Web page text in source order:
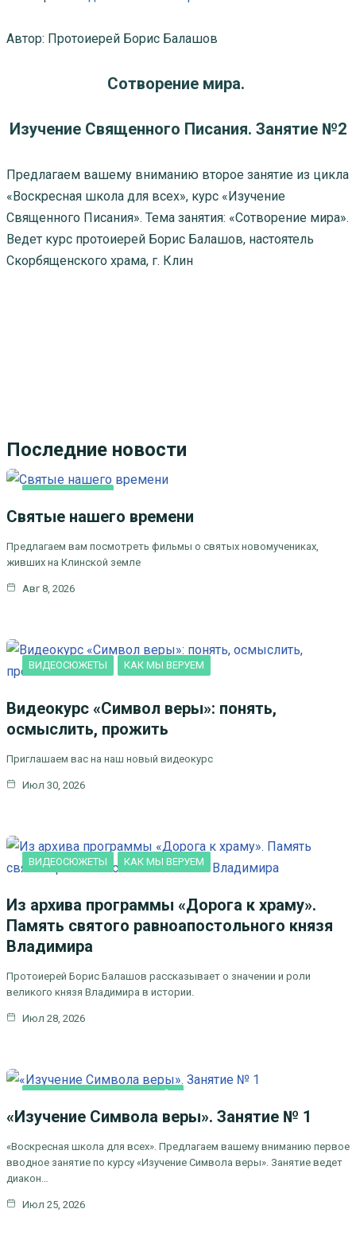
Автор: Протоиерей Борис Балашов
Сотворение мира.
Изучение Священного Писания. Занятие №2
Предлагаем вашему вниманию второе занятие из цикла
«Воскресная школа для всех», курс «Изучение
Священного Писания». Тема занятия: «Сотворение мира».
Ведет курс протоиерей Борис Балашов, настоятель
Скорбященского храма, г. Клин
Последние новости
КАК МЫ ВЕРУЕМ
ЛИТЕРАТУРА И
ИСКУССТВО
Святые нашего времени
Предлагаем вам посмотреть фильмы о святых новомучениках,
живших на Клинской земле
Авг 8, 2026
ВИДЕОСЮЖЕТЫ КАК МЫ ВЕРУЕМ
Видеокурс «Символ веры»: понять,
осмыслить, прожить
Приглашаем вас на наш новый видеокурс
Июл 30, 2026
ВИДЕОСЮЖЕТЫ КАК МЫ ВЕРУЕМ
Из архива программы «Дорога к храму».
Память святого равноапостольного князя
Владимира
Протоиерей Борис Балашов рассказывает о значении и роли
великого князя Владимира в истории.
Июл 28, 2026
«Изучение Символа веры». Занятие № 1
«Воскресная школа для всех». Предлагаем вашему вниманию первое
вводное занятие по курсу «Изучение Символа веры». Занятие ведет
диакон…
Июл 25, 2026